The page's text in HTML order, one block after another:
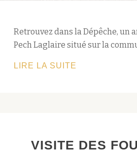
Retrouvez dans la Dépêche, un
Pech Laglaire situé sur la
LIRE LA SUITE
VISITE DES